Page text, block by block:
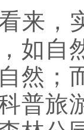
，实
如自
然；
普旅